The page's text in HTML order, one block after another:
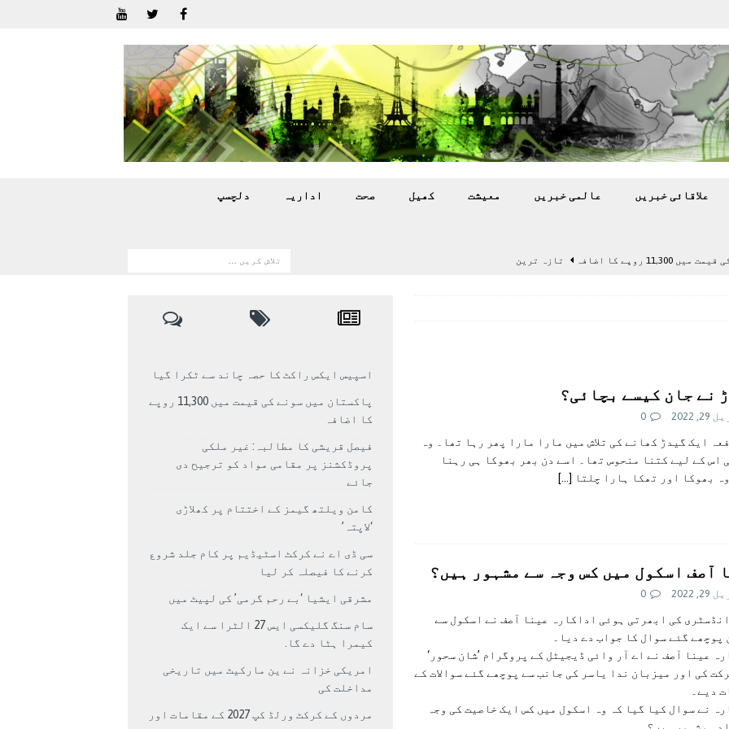
علاقائی خبريں عالمی خبريں معيشت کھيل صحت اداريہ دلچسپ
روپے کا اضافہ تازہ ترين
حصہ چاند سے ٹکرا گیا تازہ ترين
نے جان کیسے بچائی؟
2022
0
ایک گیدڑ کھانے کی تلاش میں مارا مارا پھر رہا تھا۔ وہ
اس کے لیے کتنا منحوس تھا۔ اسے دن بھر بھوکا ہی رہنا
بھوکا اور تھکا ہارا چلتا […]
آصف اسکول میں کس وجہ سے مشہور ہیں؟
2022
0
کی ابھرتی ہوئی اداکارہ عینا آصف نے اسکول سے
پوچھے گئے سوال کا جواب دے دیا۔
عینا آصف نے اے آر وائی ڈیجیٹل کے پروگرام ’شان سحور‘
کی اور میزبان ندا یاسر کی جانب سے پوچھے گئے سوالات کے
دیے۔
نے سوال کیا گیا کہ وہ اسکول میں کس ایک خاصیت کی وجہ
اسپیس ایکس راکٹ کا حصہ چاند سے ٹکرا گیا
پاکستان میں سونے کی قیمت میں 11,300 روپے
کا اضافہ
فیصل قریشی کا مطالبہ: غیر ملکی
پروڈکشنز پر مقامی مواد کو ترجیح دی
جائے
کامن ویلتھ گیمز کے اختتام پر کھلاڑی
‘لاپتہ’
سی ڈی اے نے کرکٹ اسٹیڈیم پر کام جلد شروع
کرنے کا فیصلہ کر لیا
مشرقی ایشیا ‘بے رحم گرمی’ کی لپیٹ میں
سام سنگ گلیکسی ایس 27 الٹرا سے ایک
کیمرا ہٹا دے گا.
امریکی خزانہ نے ین مارکیٹ میں تاریخی
مداخلت کی
مردوں کے کرکٹ ورلڈ کپ 2027 کے مقامات اور